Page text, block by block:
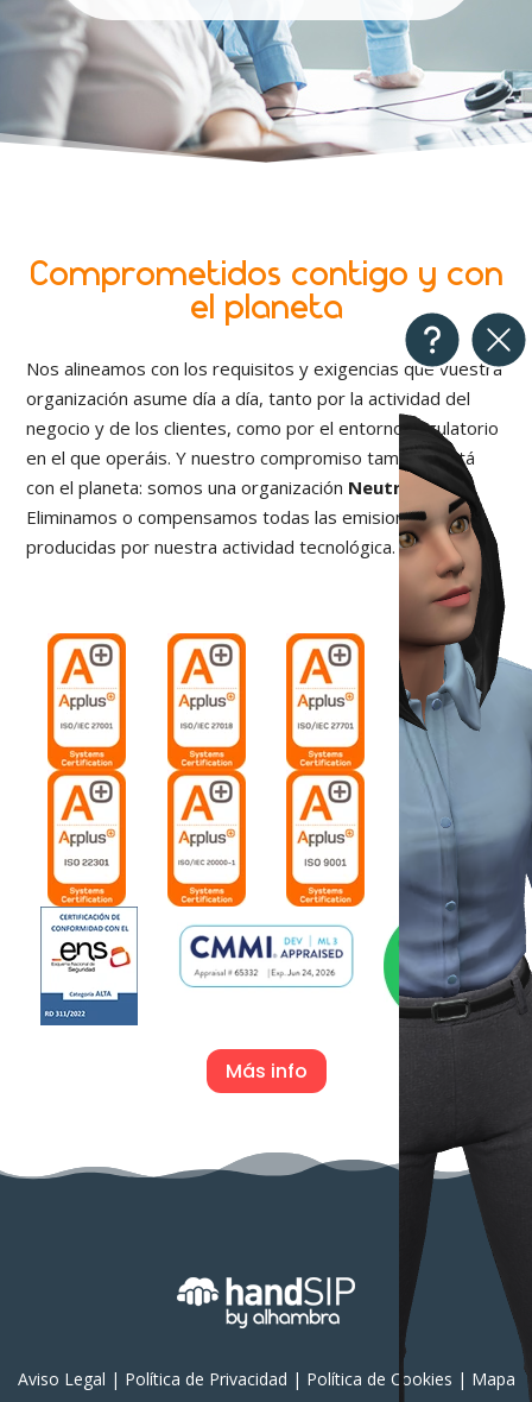
Comprometidos contigo y con
el planeta
Nos alineamos con los requisitos y exigencias que vuestra
organización asume día a día, tanto por la actividad del
negocio y de los clientes, como por el entorno regulatorio
en el que operáis. Y nuestro compromiso también está
con el planeta: somos una organización Neutral CO2
Eliminamos o compensamos todas las emisiones
producidas por nuestra actividad tecnológica.
Más info
Aviso Legal | Política de Privacidad | Política de Cookies | Mapa